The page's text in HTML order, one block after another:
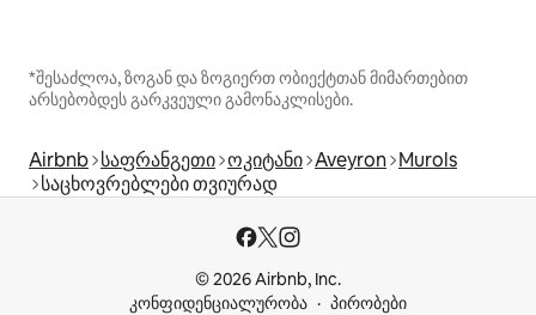
*შესაძლოა, ზოგან და ზოგიერთ ობიექტთან მიმართებით
არსებობდეს გარკვეული გამონაკლისები.
Airbnb საფრანგეთი ოკიტანი Aveyron Murols
საცხოვრებლები თვიურად
© 2026 Airbnb, Inc.
კონფიდენციალურობა
პირობები